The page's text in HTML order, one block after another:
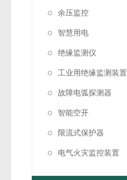
余压监控
智慧用电
绝缘监测仪
工业用绝缘监测装置
故障电弧探测器
智能空开
限流式保护器
电气火灾监控装置